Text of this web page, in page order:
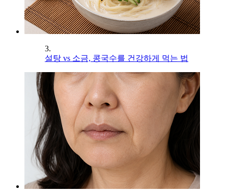
3.
설탕 vs 소금, 콩국수를 건강하게 먹는 법